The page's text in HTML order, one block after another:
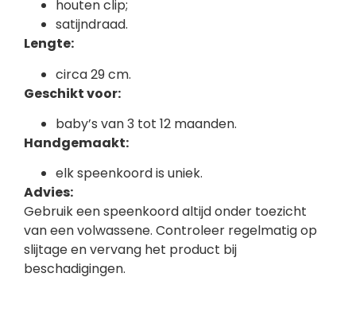
houten clip;
satijndraad.
Lengte:
circa 29 cm.
Geschikt voor:
baby’s van 3 tot 12 maanden.
Handgemaakt:
elk speenkoord is uniek.
Advies:
Gebruik een speenkoord altijd onder toezicht
van een volwassene. Controleer regelmatig op
slijtage en vervang het product bij
beschadigingen.